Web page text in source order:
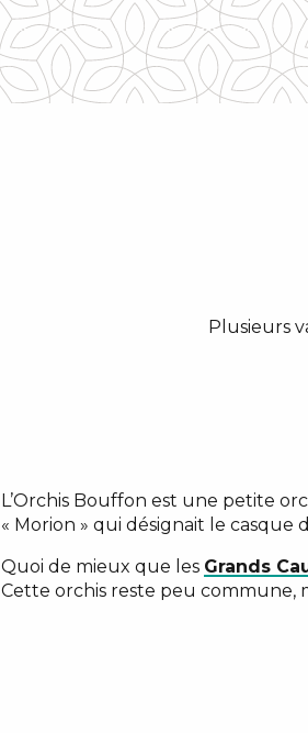
Plusieurs
L’Orchis Bouffon est une petite
« Morion » qui désignait le casque
Quoi de mieux que les Grands
Cette orchis reste peu